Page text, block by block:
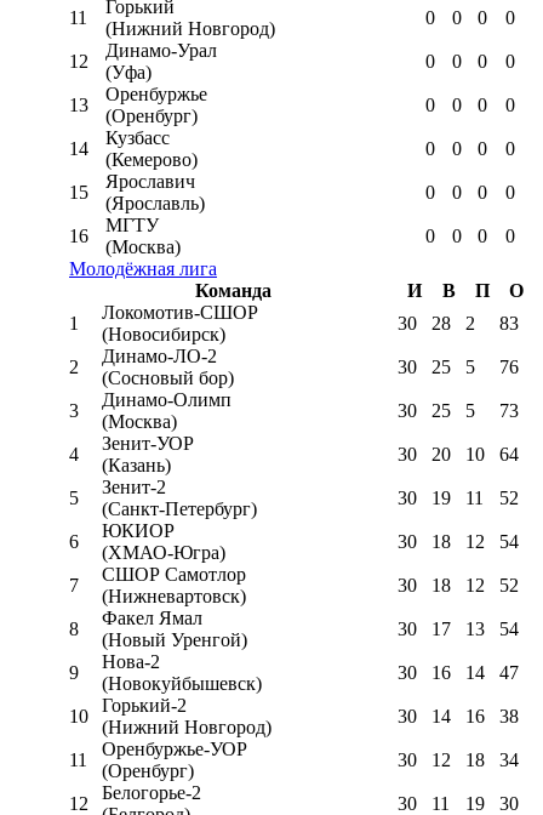
11
Горький
(Нижний Новгород)
0 0 0 0
12
Динамо-Урал
(Уфа)
0 0 0 0
13
Оренбуржье
(Оренбург)
0 0 0 0
14
Кузбасс
(Кемерово)
0 0 0 0
15
Ярославич
(Ярославль)
0 0 0 0
16
МГТУ
(Москва)
0 0 0
0
Молодёжная лига
Команда
И В П
О
1
Локомотив-CШОР
(Новосибирск)
30 28 2 83
2
Динамо-ЛО-2
(Сосновый бор)
30 25 5 76
3
Динамо-Олимп
(Москва)
30 25 5 73
4
Зенит-УОР
(Казань)
30 20 10 64
5
Зенит-2
(Санкт-Петербург)
30 19 11 52
6
ЮКИОР
(ХМАО-Югра)
30 18 12 54
7
СШОР Самотлор
(Нижневартовск)
30 18 12 52
8
Факел Ямал
(Новый Уренгой)
30 17 13 54
9
Нова-2
(Новокуйбышевск)
30 16 14 47
10
Горький-2
(Нижний Новгород)
30 14 16 38
11
Оренбуржье-УОР
(Оренбург)
30 12 18 34
12
Белогорье-2
30 11 19 30